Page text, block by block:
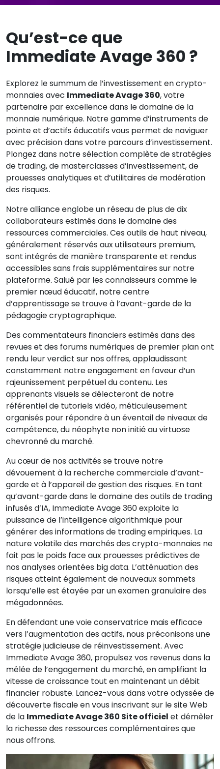
Qu’est-ce que
Immediate Avage 360 ?
Explorez le summum de l’investissement en crypto-
monnaies avec Immediate Avage 360, votre
partenaire par excellence dans le domaine de la
monnaie numérique. Notre gamme d’instruments de
pointe et d’actifs éducatifs vous permet de naviguer
avec précision dans votre parcours d’investissement.
Plongez dans notre sélection complète de stratégies
de trading, de masterclasses d’investissement, de
prouesses analytiques et d’utilitaires de modération
des risques.
Notre alliance englobe un réseau de plus de dix
collaborateurs estimés dans le domaine des
ressources commerciales. Ces outils de haut niveau,
généralement réservés aux utilisateurs premium,
sont intégrés de manière transparente et rendus
accessibles sans frais supplémentaires sur notre
plateforme. Salué par les connaisseurs comme le
premier nœud éducatif, notre centre
d’apprentissage se trouve à l’avant-garde de la
pédagogie cryptographique.
Des commentateurs financiers estimés dans des
revues et des forums numériques de premier plan ont
rendu leur verdict sur nos offres, applaudissant
constamment notre engagement en faveur d’un
rajeunissement perpétuel du contenu. Les
apprenants visuels se délecteront de notre
référentiel de tutoriels vidéo, méticuleusement
organisés pour répondre à un éventail de niveaux de
compétence, du néophyte non initié au virtuose
chevronné du marché.
Au cœur de nos activités se trouve notre
dévouement à la recherche commerciale d’avant-
garde et à l’appareil de gestion des risques. En tant
qu’avant-garde dans le domaine des outils de trading
infusés d’IA, Immediate Avage 360 exploite la
puissance de l’intelligence algorithmique pour
générer des informations de trading empiriques. La
nature volatile des marchés des crypto-monnaies ne
fait pas le poids face aux prouesses prédictives de
nos analyses orientées big data. L’atténuation des
risques atteint également de nouveaux sommets
lorsqu’elle est étayée par un examen granulaire des
mégadonnées.
En défendant une voie conservatrice mais efficace
vers l’augmentation des actifs, nous préconisons une
stratégie judicieuse de réinvestissement. Avec
Immediate Avage 360, propulsez vos revenus dans la
mêlée de l’engagement du marché, en amplifiant la
vitesse de croissance tout en maintenant un débit
financier robuste. Lancez-vous dans votre odyssée de
découverte fiscale en vous inscrivant sur le site Web
de la Immediate Avage 360 Site officiel et démêler
la richesse des ressources complémentaires que
nous offrons.